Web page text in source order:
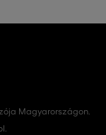
Magyarországon.